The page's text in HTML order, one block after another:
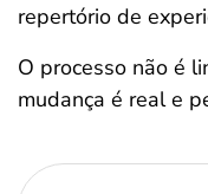
repertório de
O processo não é
mudança é real e